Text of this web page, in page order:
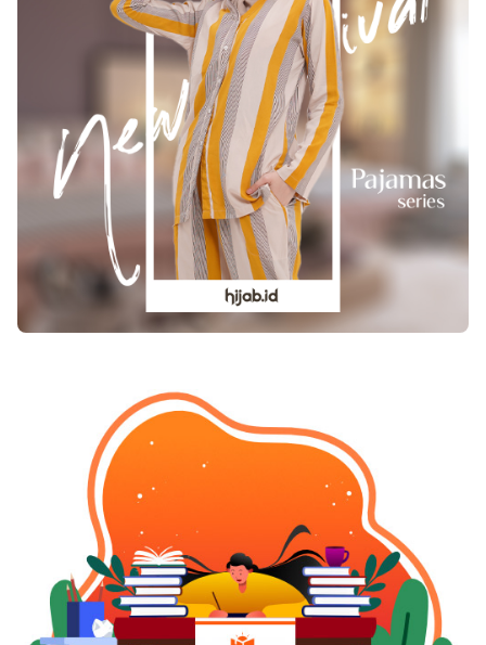
krusial.Perdebatan ini menunjukkan adanya
kebutuhan akan komunikasi yang lebih baik
antara pemerintah, tokoh agama, dan
masyarakat. Isu sertifikat halal seharusnya tidak
dipahami sebagai pertentangan antara regulasi
dan kepentingan umat, melainkan sebagai upaya
bersama untuk mencapai kemaslahatan.
Penyederhanaan prosedur, bantuan bagi usaha
kecil, serta edukasi yang berkelanjutan dapat
menjadi langkah konkret untuk menjawab
berbagai keluhan yang ada.Pada akhirnya,
mengemukanya isu sertifikat halal dan sorotan
terhadap Babe Haikal mencerminkan dinamika
selama diarahkan pada dialog yang konstruktif.
Dengan keterbukaan dan niat baik dari semua
pihak, sertifikasi halal dapat terus diperbaiki
agar benar-benar menjadi sistem yang adil,
kredibel, dan berpihak pada kepentingan umat
secara luas.